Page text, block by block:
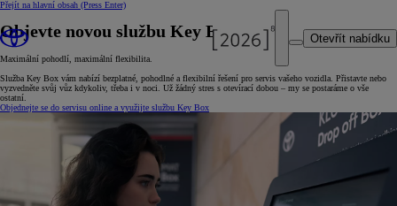
Přejít na hlavní obsah (Press Enter)
Otevřít nabídku
Objevte novou službu Key Box.
Maximální pohodlí, maximální flexibilita.
Služba Key Box vám nabízí bezplatné, pohodlné a flexibilní řešení pro servis vašeho vozidla. Přistavte nebo
vyzvedněte svůj vůz kdykoliv, třeba i v noci. Už žádný stres s otevírací dobou – my se postaráme o vše
ostatní.
Objednejte se do servisu online a využijte službu Key Box